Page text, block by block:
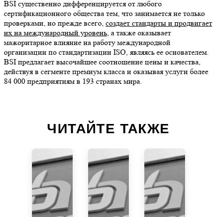
BSI существенно дифференцируется от любого
сертификационного общества тем, что занимается не только
проверками, но прежде всего, создает стандарты и продвигает
их на международный уровень, а также оказывает
мажоритарное влияние на работу международной
организации по стандартизации ISO, являясь ее основателем.
BSI предлагает высочайшее соотношение цены и качества,
действуя в сегменте премиум класса и оказывая услуги более
84 000 предприятиям в 193 странах мира.
ЧИТАЙТЕ ТАКЖЕ